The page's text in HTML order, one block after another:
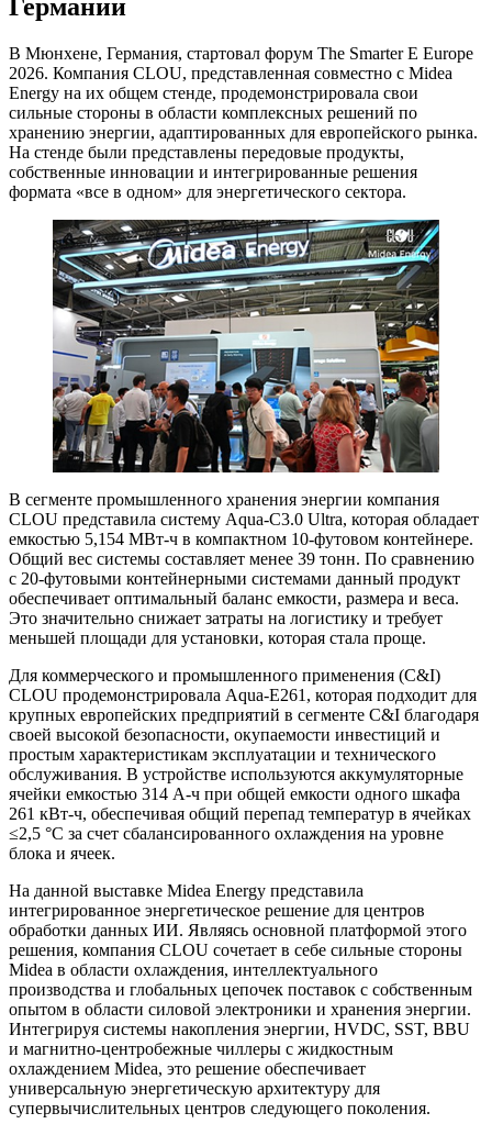
Германии
В Мюнхене, Германия, стартовал форум The Smarter E Europe
2026. Компания CLOU, представленная совместно с Midea
Energy на их общем стенде, продемонстрировала свои
сильные стороны в области комплексных решений по
хранению энергии, адаптированных для европейского рынка.
На стенде были представлены передовые продукты,
собственные инновации и интегрированные решения
формата «все в одном» для энергетического сектора.
В сегменте промышленного хранения энергии компания
CLOU представила систему Aqua-C3.0 Ultra, которая обладает
емкостью 5,154 МВт-ч в компактном 10-футовом контейнере.
Общий вес системы составляет менее 39 тонн. По сравнению
с 20-футовыми контейнерными системами данный продукт
обеспечивает оптимальный баланс емкости, размера и веса.
Это значительно снижает затраты на логистику и требует
меньшей площади для установки, которая стала проще.
Для коммерческого и промышленного применения (C&I)
CLOU продемонстрировала Aqua-E261, которая подходит для
крупных европейских предприятий в сегменте C&I благодаря
своей высокой безопасности, окупаемости инвестиций и
простым характеристикам эксплуатации и технического
обслуживания. В устройстве используются аккумуляторные
ячейки емкостью 314 А-ч при общей емкости одного шкафа
261 кВт-ч, обеспечивая общий перепад температур в ячейках
≤2,5 °C за счет сбалансированного охлаждения на уровне
блока и ячеек.
На данной выставке Midea Energy представила
интегрированное энергетическое решение для центров
обработки данных ИИ. Являясь основной платформой этого
решения, компания CLOU сочетает в себе сильные стороны
Midea в области охлаждения, интеллектуального
производства и глобальных цепочек поставок с собственным
опытом в области силовой электроники и хранения энергии.
Интегрируя системы накопления энергии, HVDC, SST, BBU
и магнитно-центробежные чиллеры с жидкостным
охлаждением Midea, это решение обеспечивает
универсальную энергетическую архитектуру для
супервычислительных центров следующего поколения.